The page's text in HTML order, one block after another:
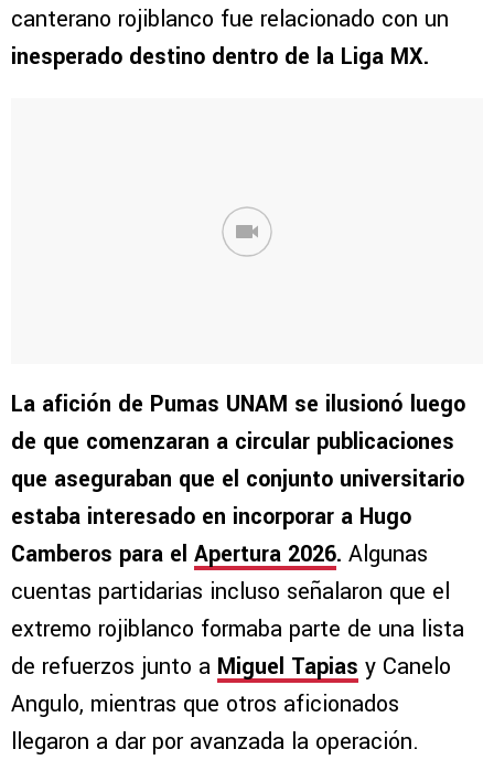
canterano rojiblanco fue relacionado con un
inesperado destino dentro de la Liga MX.
La afición de Pumas UNAM se ilusionó luego
de que comenzaran a circular publicaciones
que aseguraban que el conjunto universitario
estaba interesado en incorporar a Hugo
Camberos para el Apertura 2026. Algunas
cuentas partidarias incluso señalaron que el
extremo rojiblanco formaba parte de una lista
de refuerzos junto a Miguel Tapias y Canelo
Angulo, mientras que otros aficionados
llegaron a dar por avanzada la operación.